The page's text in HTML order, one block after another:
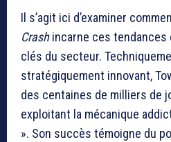
Il s’agit ici d’examiner
Crashincarne ces tendances
clés du secteur.
stratégiquement innovant,
des centaines de milliers de
exploitant la mécanique
». Son succès témoigne du